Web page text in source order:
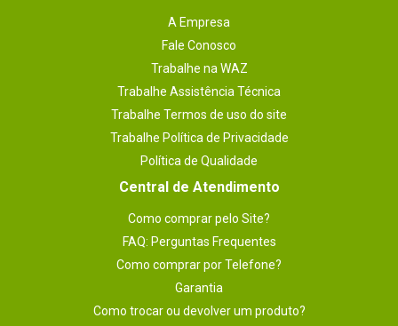
A Empresa
Fale Conosco
Trabalhe na WAZ
Trabalhe Assistência Técnica
Trabalhe Termos de uso do site
Trabalhe Política de Privacidade
Política de Qualidade
Central de Atendimento
Como comprar pelo Site?
FAQ: Perguntas Frequentes
Como comprar por Telefone?
Garantia
Como trocar ou devolver um produto?